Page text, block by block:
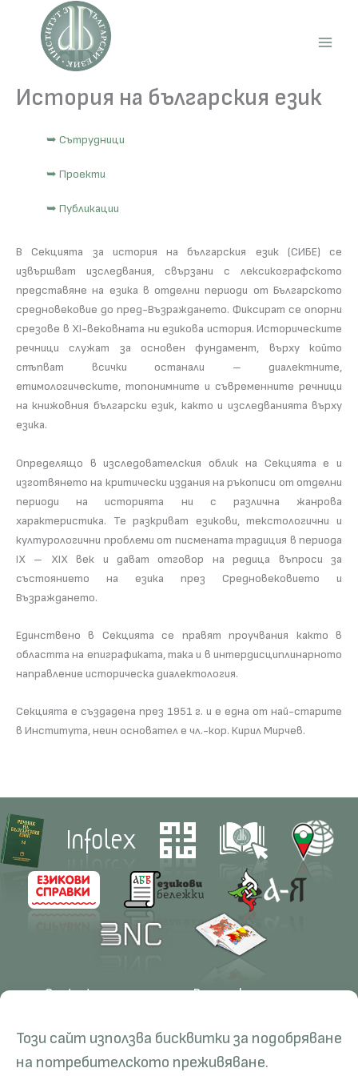
Този сайт използва бисквитки за подобряване
на потребителското преживяване.
content
История на българския език
➥ Сътрудници
➥ Проекти
➥ Публикации
В Секцията за история на българския език (СИБЕ) се
извършват изследвания, свързани с лексикографското
представяне на езика в отделни периоди от Българското
средновековие до пред-Възраждането. Фиксират се опорни
срезове в ХІ-вековната ни езикова история. Историческите
речници служат за основен фундамент, върху който
стъпват всички останали – диалектните,
етимологическите, топонимните и съвременните речници
на книжовния български език, както и изследванията върху
езика.
Определящо в изследователския облик на Секцията е и
изготвянето на критически издания на ръкописи от отделни
периоди на историята ни с различна жанрова
характеристика. Те разкриват езикови, текстологични и
културологични проблеми от писмената традиция в периода
ІХ – ХІХ век и дават отговор на редица въпроси за
състоянието на езика през Средновековието и
Възраждането.
Единствено в Секцията се правят проучвания както в
областта на епиграфиката, така и в интердисциплинарното
направление историческа диалектология.
Секцията е създадена през 1951 г. и е една от най-старите
в Института, неин основател е чл.-кор. Кирил Мирчев.
Contacts
Management
Administration
Research
Projects
Periodicals
Education Resources